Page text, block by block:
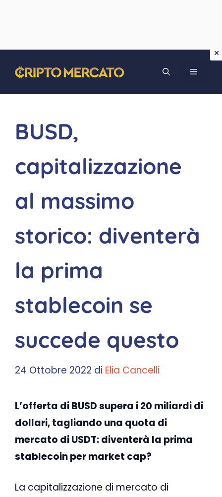
contenuto
MENU
BUSD,
capitalizzazione
al massimo
storico: diventerà
la prima
stablecoin se
succede questo
24 Ottobre 2022 di Elia Cancelli
L’offerta di BUSD supera i 20 miliardi di
dollari, tagliando una quota di
mercato di USDT: diventerà la prima
stablecoin per market cap?
La capitalizzazione di mercato di